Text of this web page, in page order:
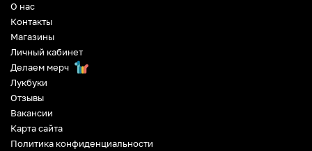
О нас
Контакты
Магазины
Личный кабинет
Делаем мерч
Лукбуки
Отзывы
Вакансии
Карта сайта
Политика конфиденциальности